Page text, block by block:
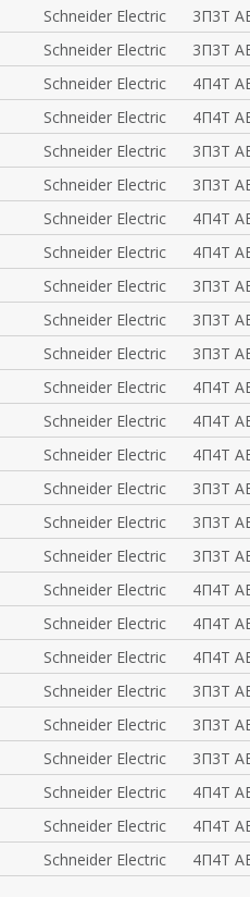
Schneider Electric 3П3Т
Schneider Electric 3П3Т
Schneider Electric 4П4Т
Schneider Electric 4П4Т
Schneider Electric 3П3Т
Schneider Electric 3П3Т
Schneider Electric 4П4Т
Schneider Electric 4П4Т
Schneider Electric 3П3Т
Schneider Electric 3П3Т
Schneider Electric 3П3Т
Schneider Electric 4П4Т
Schneider Electric 4П4Т
Schneider Electric 4П4Т
Schneider Electric 3П3Т
Schneider Electric 3П3Т
Schneider Electric 3П3Т
Schneider Electric 4П4Т
Schneider Electric 4П4Т
Schneider Electric 4П4Т
Schneider Electric 3П3Т
Schneider Electric 3П3Т
Schneider Electric 3П3Т
Schneider Electric 4П4Т
Schneider Electric 4П4Т
Schneider Electric 4П4Т